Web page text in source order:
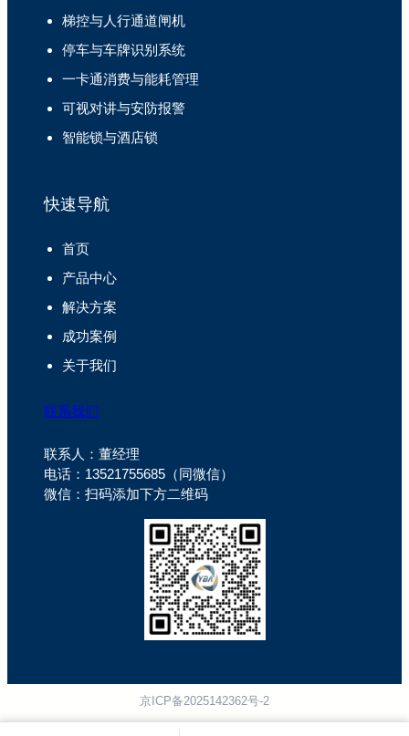
梯控与人行通道闸机
停车与车牌识别系统
一卡通消费与能耗管理
可视对讲与安防报警
智能锁与酒店锁
快速导航
首页
产品中心
解决方案
成功案例
关于我们
联系我们
联系人：董经理
电话：13521755685（同微信）
微信：扫码添加下方二维码
京ICP备2025142362号-2